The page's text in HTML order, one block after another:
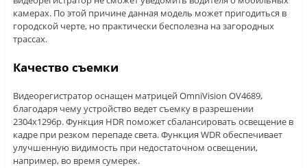
камерах. По этой причине данная модель может пригодиться в
городской черте, но практически бесполезна на загородных
трассах.
Качество съемки
Видеорегистратор оснащен матрицей OmniVision OV4689,
благодаря чему устройство ведет съемку в разрешении
2304х1296p. Функция HDR поможет сбалансировать освещение в
кадре при резком перепаде света. Функция WDR обеспечивает
улучшенную видимость при недостаточном освещении,
например, во время сумерек.